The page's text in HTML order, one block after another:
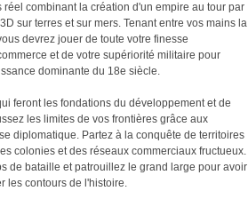
combinant la création d'un empire au tour par
sur terres et sur mers. Tenant entre vos mains la
devrez jouer de toute votre finesse
et de votre supériorité militaire pour
dominante du 18e siècle.
feront les fondations du développement et de
les limites de vos frontières grâce aux
diplomatique. Partez à la conquête de territoires
colonies et des réseaux commerciaux fructueux.
de bataille et patrouillez le grand large pour avoir
les contours de l'histoire.